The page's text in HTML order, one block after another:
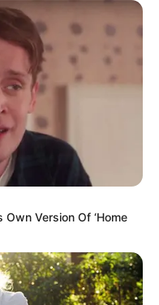
Version Of ‘Home